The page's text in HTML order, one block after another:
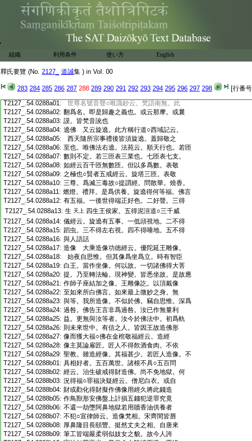
組織 利用条件 使い方 English
釋氏要覽 (No. 2127_ 道誠集 ) in Vol. 00
283 284 285 286 287 288 289 290 291 292 293 294 295 296 297 298 [行番
T2127_.54.0287c20:佛○大集經云。不覺一法微相者。乃能了
T2127_.54.0287c21: 知如來出世。常見諸佛
T2127_.54.0287c22:一切恭信 凡禮佛。首唱此言者。收攝衆心。
不馳散故。一者普及爲言。切者盡際爲語。
恭者束身翹仰。信者心無異心
信本爲敬
避廟諦也
T2127_.54.0287c25:度論云。一切有二。一名字一切。二實一切。
T2127_.54.0287c26:今以名字歸實理也。或問禮拜三業何攝。
T2127_.54.0287c27:答。通三業。若五輪著地。是身業。稱佛名
T2127_.54.0287c28:號。是口業。縁想聖境。專注不散。是意業
T2127_.54.0288a01:
世尊名號音聲○唯識鈔云。梵語南無。此
T2127_.54.0288a02: 翻爲名。即是歸趣之義也。或云那摩。或曩
T2127_.54.0288a03: 謨。皆梵音訛也
T2127_.54.0288a04: 遶佛 又云旋遶。此方稱行道○西域記云。
T2127_.54.0288a05:
西天隨所宗事禮後皆須旋遶。蓋歸敬之
T2127_.54.0288a06: 至也。唯佛法右遶。法苑云。順天行也。若匝
T2127_.54.0288a07: 數則不定。若三匝表三業也。七匝表七支。
T2127_.54.0288a08: 如經云百千匝無數匝。但以多爲數。表敬
T2127_.54.0288a09: 之極也○賢者五戒經云。旋塔三匝。表敬
T2127_.54.0288a10: 三尊。爲滅三毒故○提謂經。問散華。燒香。
T2127_.54.0288a11: 燃燈。禮拜。是爲供養。旋遶得何等福。佛言
T2127_.54.0288a12: 有五福。一後世得端正好色。二好聲。三得
T2127_.54.0288a13: 生 天上 四生王侯家。五得泥洹道○三千威
T2127_.54.0288a14: 儀經云。旋遶有五事。一低頭視地。二不得
T2127_.54.0288a15: 蹈虫。三不得左右視。四不得唾地。五不得
T2127_.54.0288a16: 與人語話
T2127_.54.0288a17: 造像 大乘造像功徳經云。優陀延王雕像。
T2127_.54.0288a18:
始夜自思惟。但其像爲坐爲立。時有智臣
T2127_.54.0288a19: 白王。當作坐像。何以故。一切諸佛得大菩
T2127_.54.0288a20: 提。乃至轉法輪。現神變。皆悉坐故。是故應
T2127_.54.0288a21: 作師子座結加之像。王雕像訖。以頂戴像
T2127_.54.0288a22: 至如來所白佛言。如來最上微妙之身。無
T2127_.54.0288a23: 與等。我所造像。不似於佛。竊自思惟。深爲
T2127_.54.0288a24: 過咎。佛告王言非爲過咎。汝已作無量利
T2127_.54.0288a25: 益。更無與汝等者。汝今於佛法中。初爲軌
T2127_.54.0288a26: 則未來世中。有信之人。皆因王故造佛形
T2127_.54.0288a27: 像而獲大福○佛在金棺敬福經云。造經
T2127_.54.0288a28: 像主莫論雇匠。匠人不得飮酒食肉。不依
T2127_.54.0288a29: 聖教。雖造經像。其福甚少。若匠人造像。不
T2127_.54.0288b01: 具相好者。五百萬世。諸根不具○五百問
T2127_.54.0288b02: 經云。治生破戒得財造佛。尚不免地獄。何
T2127_.54.0288b03: 況得福○罪福決疑經云。僧尼白衣。或自
T2127_.54.0288b04: 財或勸化得財擬作佛像用經久將此錢造
T2127_.54.0288b05: 作鳥獸形安佛盤上計損五錢犯逆罪究竟
T2127_.54.0288b06: 不還一劫墮阿鼻地獄若用贖香油供養者
T2127_.54.0288b07: 不犯○宣律師云。造像梵相。宋齊間皆唇
T2127_.54.0288b08: 厚鼻隆目長頤豐。挺然丈夫之相。自唐來
T2127_.54.0288b09: 筆工皆端嚴柔弱似妓女之貌。故今人誇